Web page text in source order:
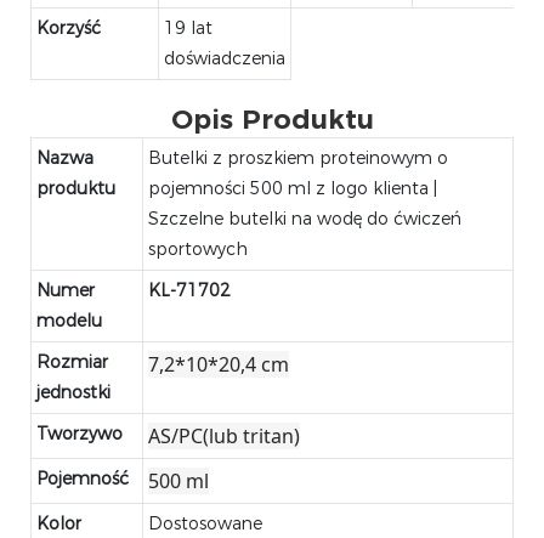
Korzyść
19 lat
doświadczenia
Opis Produktu
Nazwa
produktu
Butelki z proszkiem proteinowym o
pojemności 500 ml z logo klienta |
Szczelne butelki na wodę do ćwiczeń
sportowych
Numer
modelu
KL-71702
Rozmiar
jednostki
7,2*10*20,4 cm
Tworzywo AS/PC(lub tritan)
Pojemność 500 ml
Kolor
Dostosowane